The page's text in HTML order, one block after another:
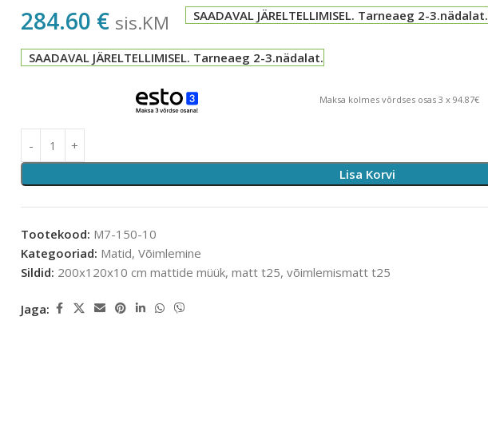
284.60 € sis.KM SAADAVAL JÄRELTELLIMISEL. Tarneaeg 2-3.nädalat.
SAADAVAL JÄRELTELLIMISEL. Tarneaeg 2-3.nädalat.
Maksa kolmes võrdses osas 3 x 94.87€
Lisa Korvi
Tootekood: M7-150-10
Kategooriad: Matid, Võimlemine
Sildid: 200x120x10 cm mattide müük, matt t25, võimlemismatt t25
Jaga: